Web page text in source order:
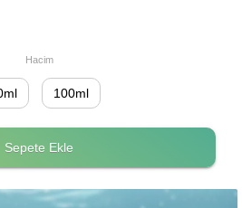
Hacim
100ml
Sepete Ekle